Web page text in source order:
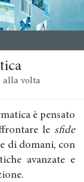
alla volta
è pensato
le sfide
di domani, con
avanzate e